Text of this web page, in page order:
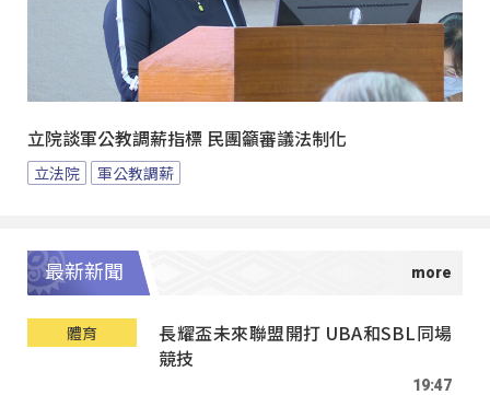
立院談軍公教調薪指標 民團籲審議法制化
立法院 軍公教調薪
最新新聞
體育
長耀盃未來聯盟開打 UBA和SBL同場
競技
19:47